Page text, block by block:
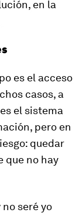
en la
es el acceso
casos, a
es el sistema
pero en
quedar
que no hay
seré yo